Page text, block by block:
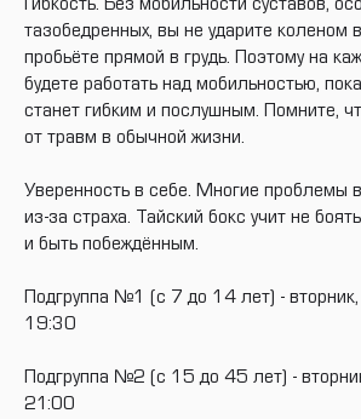
Гибкость. Без мобильности суставов,
тазобедренных, вы не ударите коленом
пробьёте прямой в грудь. Поэтому на
будете работать над мобильностью,
станет гибким и послушным. Помните,
от травм в обычной жизни.
Уверенность в себе. Многие проблемы
из‑за страха. Тайский бокс учит не
и быть побеждённым.
Подгруппа №1 (с 7 до 14 лет) -
19:30
Подгруппа №2 (с 15 до 45 лет) -
21:00